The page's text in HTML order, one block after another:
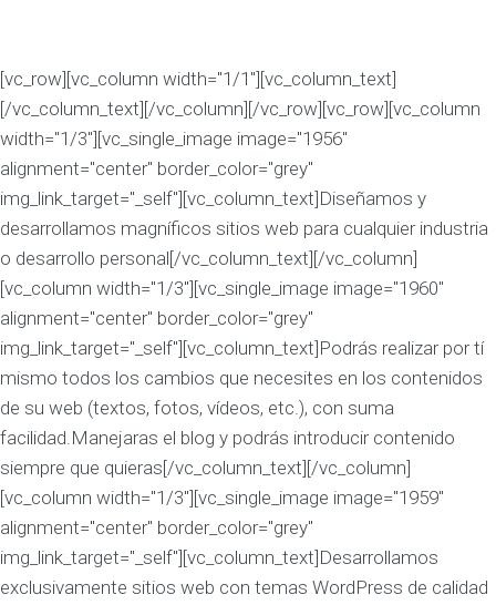
[vc_row][vc_column width="1/1"][vc_column_text]
[/vc_column_text][/vc_column][/vc_row][vc_row][vc_column
width="1/3"][vc_single_image image="1956"
alignment="center" border_color="grey"
img_link_target="_self"][vc_column_text]Diseñamos y
desarrollamos magníficos sitios web para cualquier industria
o desarrollo personal[/vc_column_text][/vc_column]
[vc_column width="1/3"][vc_single_image image="1960"
alignment="center" border_color="grey"
img_link_target="_self"][vc_column_text]Podrás realizar por tí
mismo todos los cambios que necesites en los contenidos
de su web (textos, fotos, vídeos, etc.), con suma
facilidad.Manejaras el blog y podrás introducir contenido
siempre que quieras[/vc_column_text][/vc_column]
[vc_column width="1/3"][vc_single_image image="1959"
alignment="center" border_color="grey"
img_link_target="_self"][vc_column_text]Desarrollamos
exclusivamente sitios web con temas WordPress de calidad